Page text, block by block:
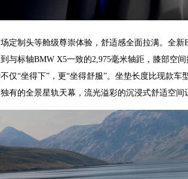
定制头等舱级尊崇体验，舒适感全面拉满。全
与标轴BMW X5一致的2,975毫米轴距，膝部空
仅“坐得下”，更“坐得舒服”。坐垫长度比现款
有的全景星轨天幕，流光溢彩的沉浸式舒适空间